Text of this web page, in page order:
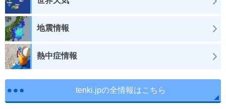
地震情報
熱中症情報
tenki.jpの全情報はこちら